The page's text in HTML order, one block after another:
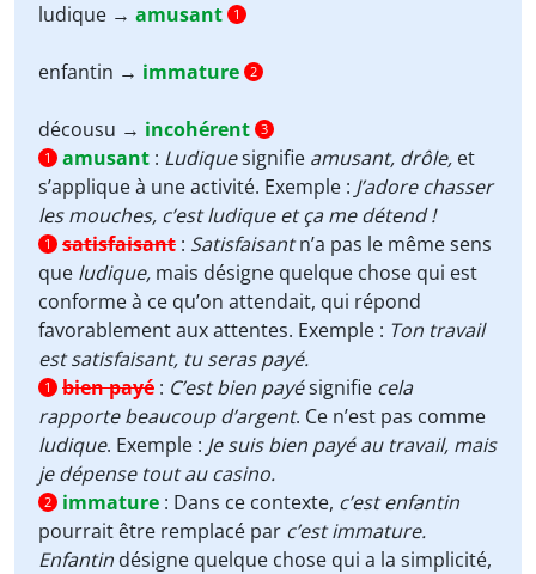
ludique → amusant 1
enfantin → immature 2
décousu → incohérent 3
1
amusant : Ludiquesignifie amusant, drôle, et
s’applique à une activité. Exemple : J’adore chasser
les mouches, c’est ludique et ça me détend !
1 satisfaisant : Satisfaisantn’a pas le même sens
que ludique, mais désigne quelque chose qui est
conforme à ce qu’on attendait, qui répond
favorablement aux attentes. Exemple : Ton travail
est satisfaisant, tu seras payé.
1 bien payé : C’est bien payésignifie cela
rapporte beaucoup d’argent. Ce n’est pas comme
ludique. Exemple : Je suis bien payé au travail, mais
je dépense tout au casino.
2 immature : Dans ce contexte, c’est enfantin
pourrait être remplacé par c’est immature.
Enfantin désigne quelque chose qui a la simplicité,